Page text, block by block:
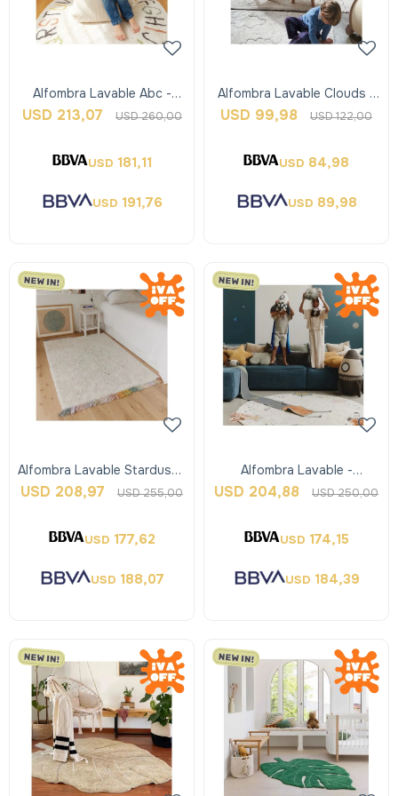
Alfombra Lavable Abc -
Colors - Lorena Canals
USD 213,07 USD260,00
USD 181,11
USD 191,76
Alfombra Lavable Clouds -
Xs - Lorena Canals
USD 99,98 USD122,00
USD 84,98
USD 89,98
Alfombra Lavable Stardust -
Lorena Canals
USD 208,97 USD255,00
USD 177,62
USD 188,07
Alfombra Lavable -
Interestelar - Lorena Canals
USD 204,88 USD250,00
USD 174,15
USD 184,39